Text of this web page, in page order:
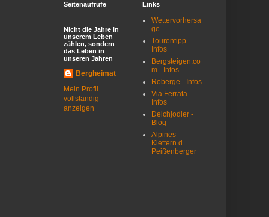
Seitenaufrufe
Nicht die Jahre in
unserem Leben
zählen, sondern
das Leben in
unseren Jahren
Bergheimat
Mein Profil
vollständig
anzeigen
Links
Wettervorhersa
ge
Tourentipp -
Infos
Bergsteigen.co
m - Infos
Roberge - Infos
Via Ferrata -
Infos
Deichjodler -
Blog
Alpines
Klettern d.
Peißenberger